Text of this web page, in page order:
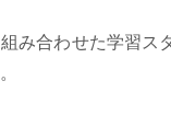
み合わせた学習